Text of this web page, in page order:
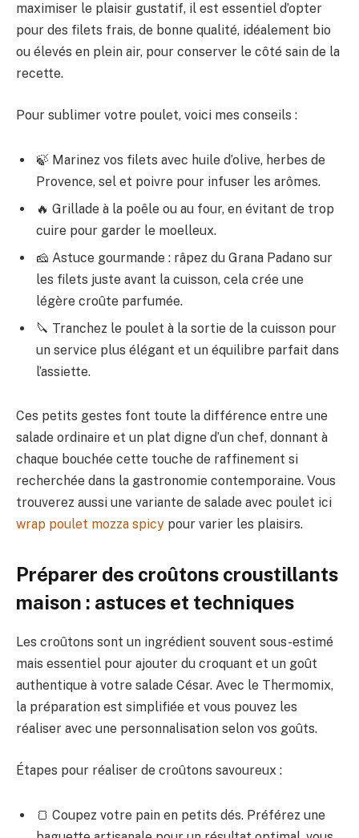
maximiser le plaisir gustatif, il est essentiel d’opter
pour des filets frais, de bonne qualité, idéalement bio
ou élevés en plein air, pour conserver le côté sain de la
recette.
Pour sublimer votre poulet, voici mes conseils :
🍃 Marinez vos filets avec huile d’olive, herbes de
Provence, sel et poivre pour infuser les arômes.
🔥 Grillade à la poêle ou au four, en évitant de trop
cuire pour garder le moelleux.
🧀 Astuce gourmande : râpez du Grana Padano sur
les filets juste avant la cuisson, cela crée une
légère croûte parfumée.
🔪 Tranchez le poulet à la sortie de la cuisson pour
un service plus élégant et un équilibre parfait dans
l’assiette.
Ces petits gestes font toute la différence entre une
salade ordinaire et un plat digne d’un chef, donnant à
chaque bouchée cette touche de raffinement si
recherchée dans la gastronomie contemporaine. Vous
trouverez aussi une variante de salade avec poulet ici
wrap poulet mozza spicy pour varier les plaisirs.
Préparer des croûtons croustillants
maison : astuces et techniques
Les croûtons sont un ingrédient souvent sous-estimé
mais essentiel pour ajouter du croquant et un goût
authentique à votre salade César. Avec le Thermomix,
la préparation est simplifiée et vous pouvez les
réaliser avec une personnalisation selon vos goûts.
Étapes pour réaliser de croûtons savoureux :
🍞 Coupez votre pain en petits dés. Préférez une